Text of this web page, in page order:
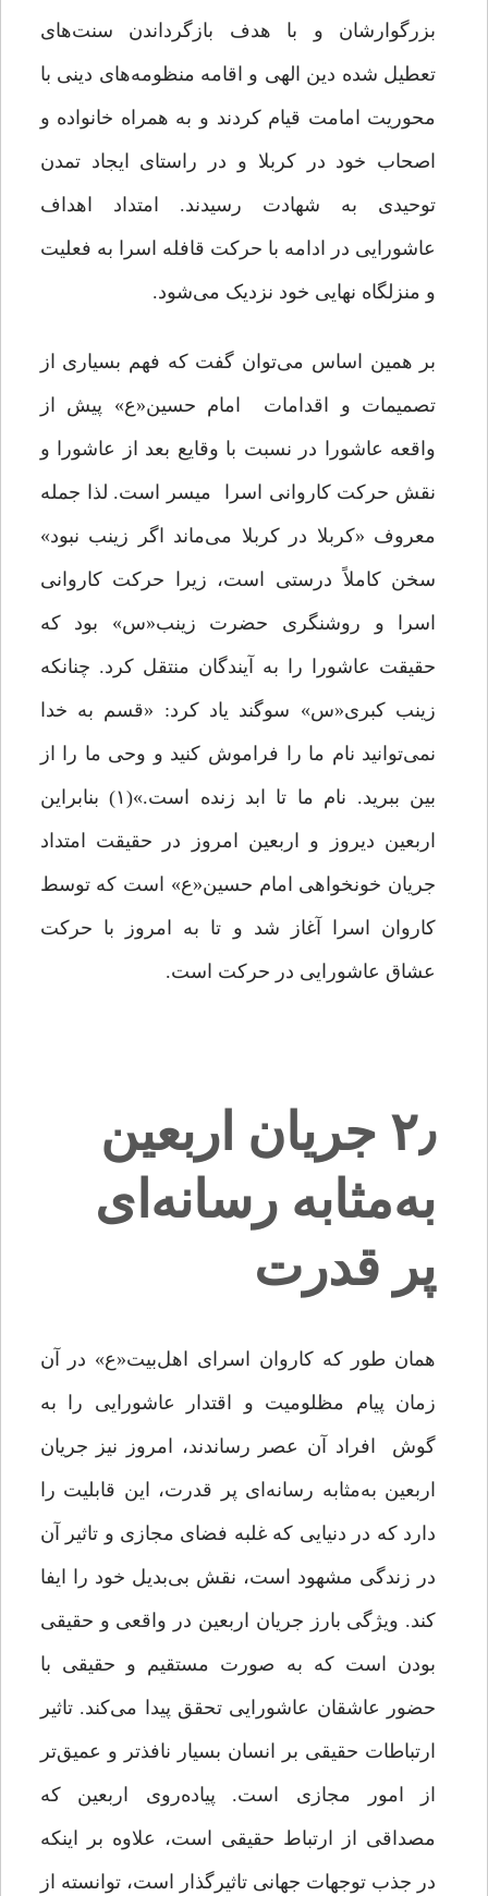
بزرگوارشان و با هدف بازگرداندن سنت‌های
تعطیل شده دین الهی و اقامه منظومه‌های دینی با
محوریت امامت قیام کردند و به همراه خانواده و
اصحاب خود در کربلا و در راستای ایجاد تمدن
توحیدی به شهادت رسیدند. امتداد اهداف
عاشورایی در ادامه با حرکت قافله اسرا به فعلیت
و منزلگاه نهایی خود نزدیک می‌شود.
بر همین اساس می‌توان گفت که فهم بسیاری از
تصمیمات و اقدامات امام حسین«ع» پیش از
واقعه عاشورا در نسبت با وقایع بعد از عاشورا و
نقش حرکت کاروانی اسرا میسر است. لذا جمله
معروف «کربلا در کربلا می‌ماند اگر زینب نبود»
سخن کاملاً درستی است، زیرا حرکت کاروانی
اسرا و روشنگری حضرت زینب«س» بود که
حقیقت عاشورا را به آیندگان منتقل کرد. چنانکه
زینب کبری«س» سوگند یاد کرد: «قسم به خدا
نمی‌توانید نام ما را فراموش کنید و وحی ما را از
بین ببرید. نام ما تا ابد زنده است.»(۱) بنابراین
اربعین دیروز و اربعین امروز در حقیقت امتداد
جریان خونخواهی امام حسین«ع» است که توسط
کاروان اسرا آغاز شد و تا به امروز با حرکت
عشاق عاشورایی در حرکت است.
۲٫ جریان اربعین
به‌مثابه رسانه‌ای
پر قدرت
همان‌ طور که کاروان اسرای اهل‌بیت«ع» در آن
زمان پیام مظلومیت و اقتدار عاشورایی را به
گوش افراد آن عصر رساندند، امروز نیز جریان
اربعین به‌مثابه رسانه‌ای پر قدرت، این قابلیت را
دارد که در دنیایی که غلبه فضای مجازی و تاثیر آن
در زندگی مشهود است، نقش بی‌بدیل خود را ایفا
کند. ویژگی بارز جریان اربعین در واقعی و حقیقی
بودن است که به صورت مستقیم و حقیقی با
حضور عاشقان عاشورایی تحقق پیدا می‌کند. تاثیر
ارتباطات حقیقی بر انسان بسیار نافذتر و عمیق‌تر
از امور مجازی است. پیاده‌روی اربعین که
مصداقی از ارتباط حقیقی است، علاوه بر اینکه
در جذب توجهات جهانی تاثیرگذار است، توانسته از